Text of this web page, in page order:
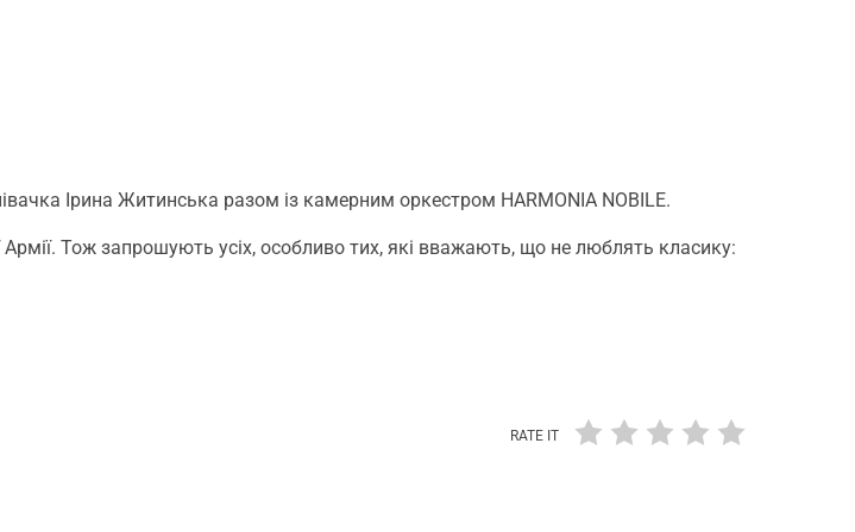
Ірина Житинська разом із камерним оркестром HARMONIA NOBILE.
Тож запрошують усіх, особливо тих, які вважають, що не люблять класику:
RATE IT